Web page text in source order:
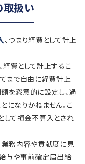
取扱い
、つまり経費として計上
経費として計上するこ
てまで自由に経費計上
を恣意的に設定し、過
になりかねません。こ
して損金不算入とされ
業務内容や貢献度に見
与や事前確定届出給